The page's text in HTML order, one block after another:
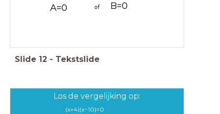
of
A=0 B=0
Slide 12 - Tekstslide
Los de vergelijking op:
(x+4)(x−10)=0